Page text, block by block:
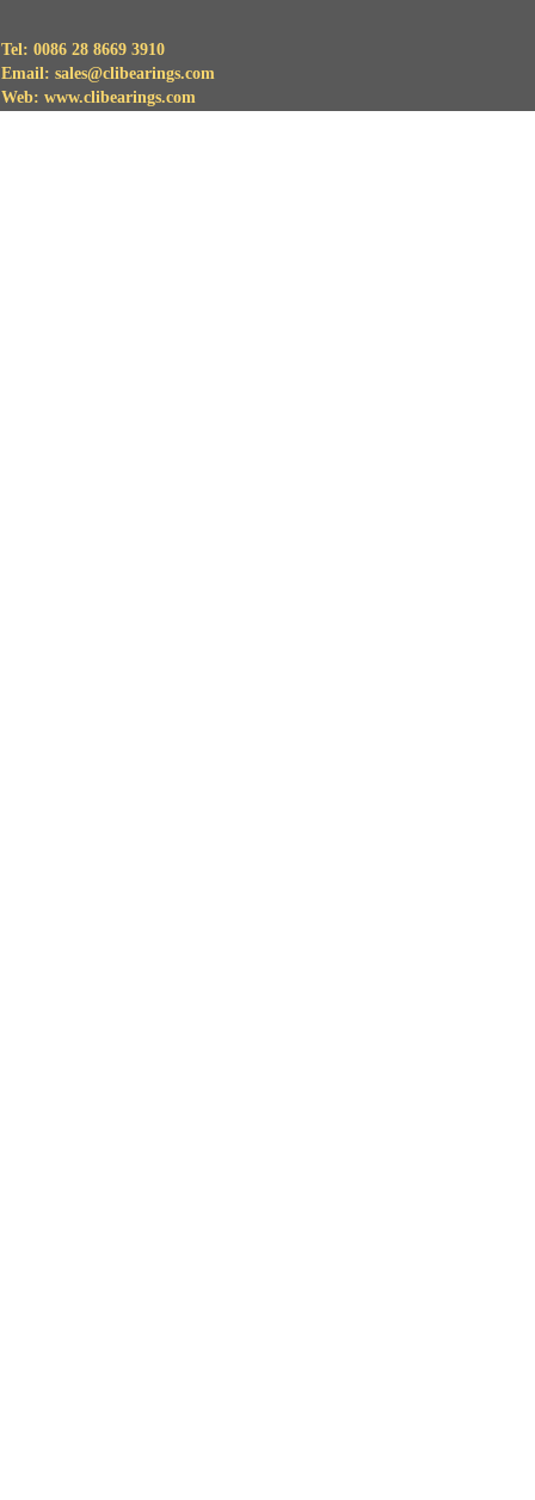
Tel: 0086 28 8669 3910
Email: sales@clibearings.com
Web: www.clibearings.com